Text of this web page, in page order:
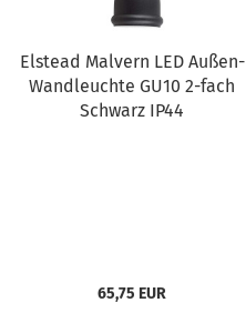
Elstead Malvern LED Außen-
Wandleuchte GU10 2-fach
Schwarz IP44
65,75 EUR